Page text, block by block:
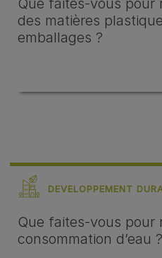
Que faites-vous pour
des matières
emballages ?
DEVELOPPEMENT
Que faites-vous pour
consommation d’eau ?